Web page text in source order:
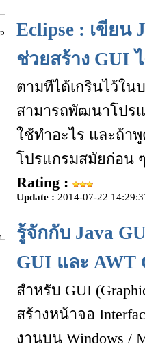
Eclipse : เขียน
ช่วยสร้าง GUI
ตามทีได้เกรินไว้ใน
สามารถพัฒนาโปร
ใช้ทำอะไร และถ้าพู
โปรแกรมสมัยก่อน
Rating :
Update : 2014-07-22
รู้จักกับ Java
GUI และ AWT
สำหรับ GUI
สร้างหน้าจอ
งานบน Windows /